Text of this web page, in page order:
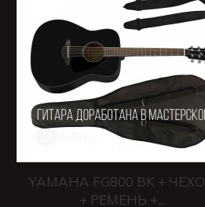
YAMAHA FG800 BK +
+ РЕМЕНЬ +...